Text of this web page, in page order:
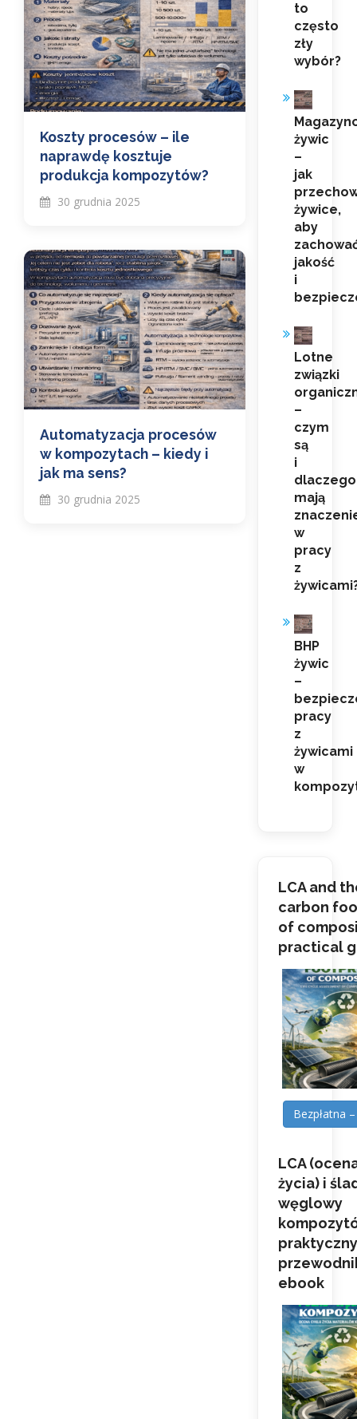
to
często
zły
wybór?
żywic
–
jak
żywice,
aby
jakość
i
Lotne
związki
–
czym
są
i
dlaczego
mają
w
pracy
z
BHP
żywic
–
pracy
z
żywicami
w
LCA and
carbon
of
practical
Bezpłatna
LCA
życia) i
węglowy
praktyczny
ebook
Koszty procesów – ile
naprawdę kosztuje
produkcja kompozytów?
30 grudnia 2025
Automatyzacja procesów
w kompozytach – kiedy i
jak ma sens?
30 grudnia 2025